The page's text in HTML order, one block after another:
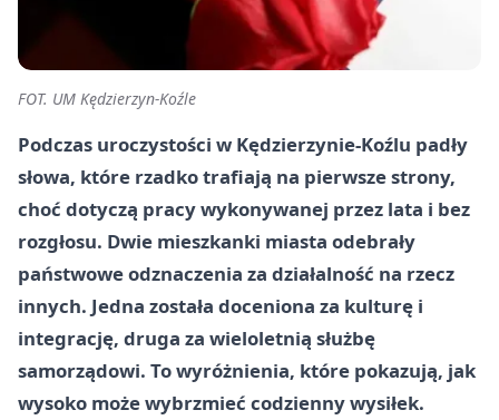
FOT. UM Kędzierzyn-Koźle
Podczas uroczystości w Kędzierzynie-Koźlu padły
słowa, które rzadko trafiają na pierwsze strony,
choć dotyczą pracy wykonywanej przez lata i bez
rozgłosu. Dwie mieszkanki miasta odebrały
państwowe odznaczenia za działalność na rzecz
innych. Jedna została doceniona za kulturę i
integrację, druga za wieloletnią służbę
samorządowi. To wyróżnienia, które pokazują, jak
wysoko może wybrzmieć codzienny wysiłek.